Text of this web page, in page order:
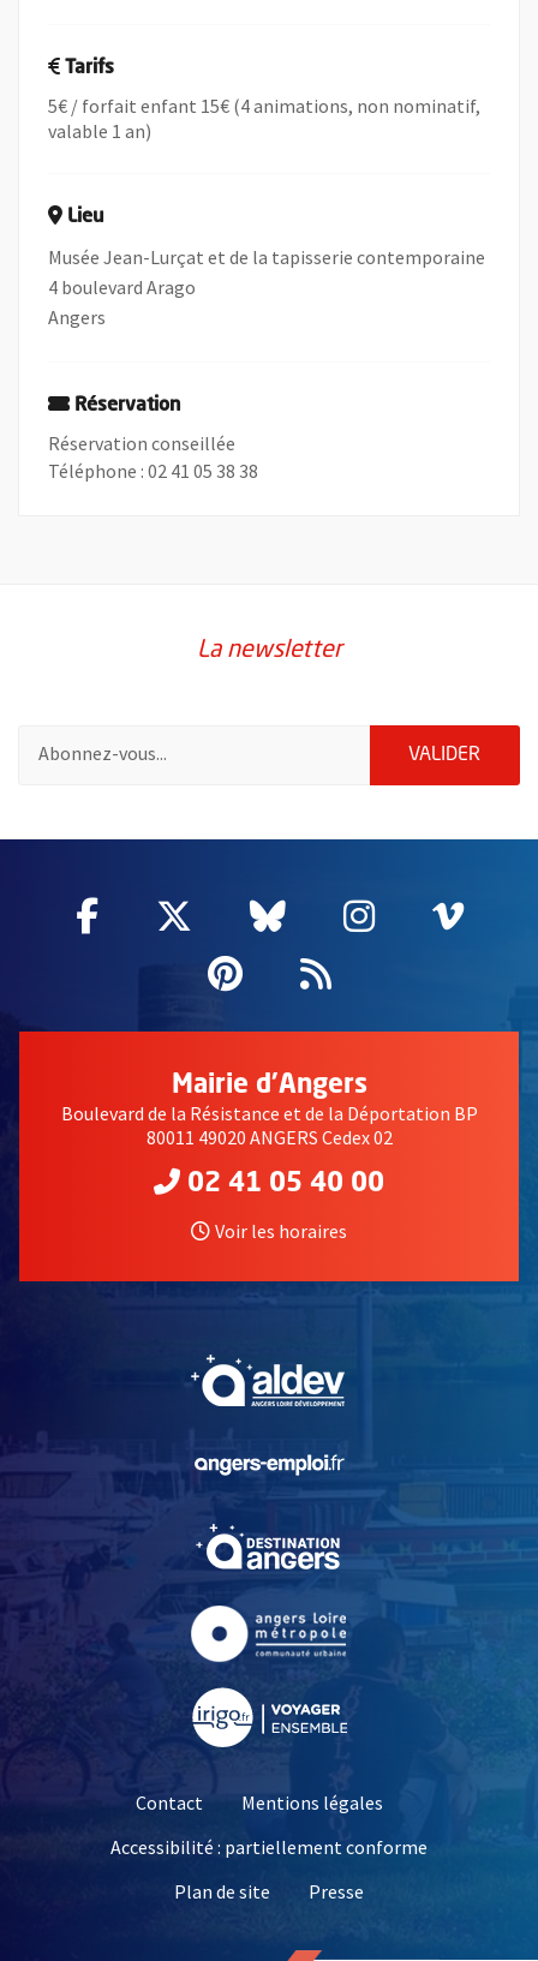
Tarifs
5€ / forfait enfant 15€ (4 animations, non nominatif,
valable 1 an)
Lieu
Musée Jean-Lurçat et de la tapisserie contemporaine
4 boulevard Arago
Angers
Réservation
Réservation conseillée
Téléphone : 02 41 05 38 38
La newsletter
VALIDER
Facebook
, Ouvre une nouvelle fenêtre
Twitter
, Ouvre une nouvelle
Bluesky
, Ouvre une
Instagram
, Ouvre
,
Pinterest
, Ouvre une
Flux RSS
Mairie d'Angers
Boulevard de la Résistance et de la Déportation BP
80011 49020 ANGERS Cedex 02
02 41 05 40 00
Voir les horaires
, Ouvre une nouvelle
, Ouvre une nouvelle
Contact
Mentions légales
Accessibilité : partiellement conforme
Plan de site
Presse